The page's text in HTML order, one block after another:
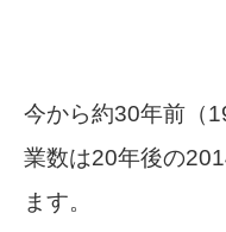
今から約30年前（
業数は20年後の
ます。